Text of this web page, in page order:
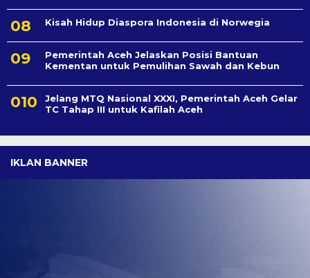
Kisah Hidup Diaspora Indonesia di Norwegia
Pemerintah Aceh Jelaskan Posisi Bantuan
Kementan untuk Pemulihan Sawah dan Kebun
Jelang MTQ Nasional XXXI, Pemerintah Aceh Gelar
TC Tahap III untuk Kafilah Aceh
IKLAN BANNER